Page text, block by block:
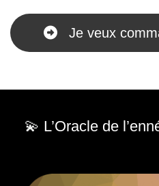
Je veux
💫 L’Oracle de